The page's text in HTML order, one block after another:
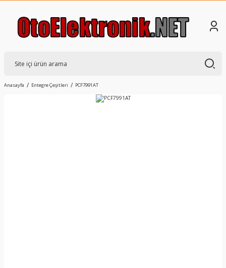
Anasayfa Entegre Çeşitleri PCF7991AT